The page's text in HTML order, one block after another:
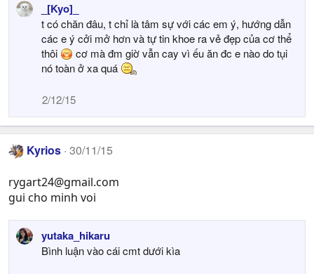
_[Kyo]_
t có chăn đâu, t chỉ là tâm sự với các em ý, hướng dẫn
các e ý cởi mở hơn và tự tin khoe ra vẻ đẹp của cơ thể
thôi
cơ mà đm giờ vẫn cay vì ếu ăn đc e nào do tụi
nó toàn ở xa quá
2/12/15
Kyrios 30/11/15
rygart24@gmail.com
gui cho minh voi
yutaka_hikaru
Bình luận vào cái cmt dưới kìa